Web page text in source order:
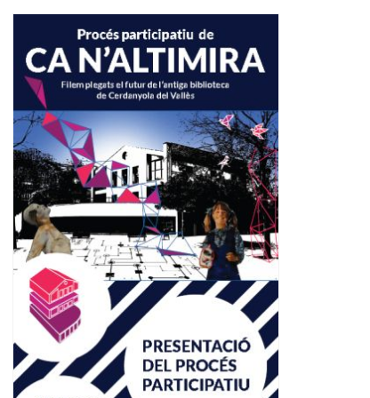
Ètica i Integritat
Retiment de Comptes
Accés a Informació Pública
Dades Obertes
Catàleg de Serveis i Tràmits
Entitats
Equipaments
Mercats Municipals
Webs Municipals